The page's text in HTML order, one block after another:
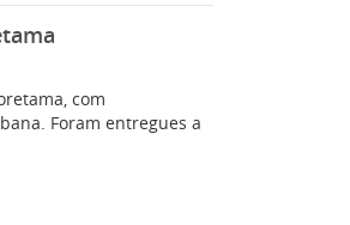
com
Foram entregues a